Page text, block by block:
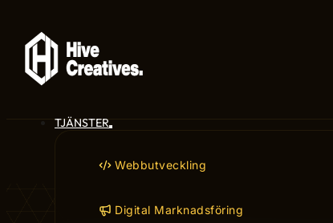
TJÄNSTER
Webbutveckling
Digital Marknadsföring